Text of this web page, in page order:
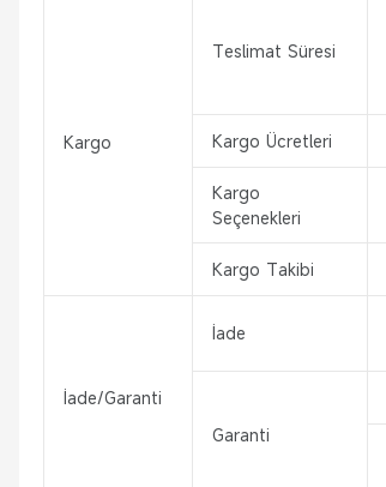
Kargo
Teslimat Süresi
Kargo Ücretleri
Kargo
Seçenekleri
Kargo Takibi
İade/Garanti
İade
Garanti